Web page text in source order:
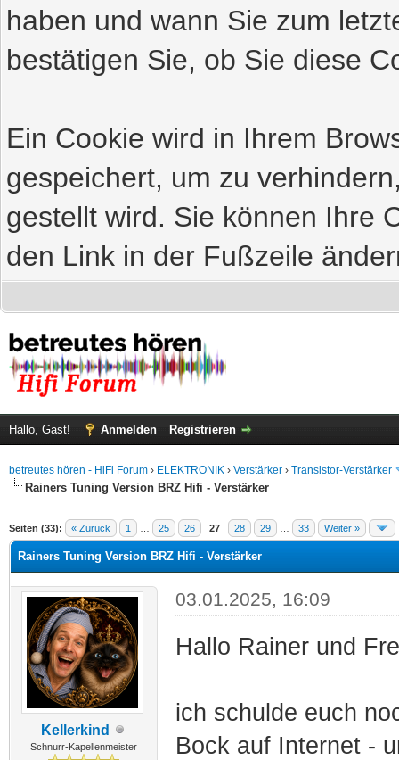
haben und wann Sie zum
bestätigen Sie, ob Sie diese
Ein Cookie wird in Ihrem
gespeichert, um zu
gestellt wird. Sie können Ihre
den Link in der Fußzeile
Hallo, Gast! Anmelden Registrieren
betreutes hören - HiFi Forum › ELEKTRONIK › Verstärker › Transistor-Verstärker
Rainers Tuning Version BRZ Hifi - Verstärker
Seiten (33): « Zurück 1 25 26 27 28 29 33 Weiter »
Rainers Tuning Version BRZ Hifi - Verstärker
Kellerkind
Schnurr-Kapellenmeister
03.01.2025, 16:09
Hallo Rainer und
ich schulde euch
Bock auf Internet -